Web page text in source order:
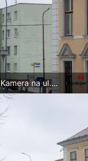
Kamera na ul.
Františkánov s
Jiráskova, ul.
Františkánov, ul.